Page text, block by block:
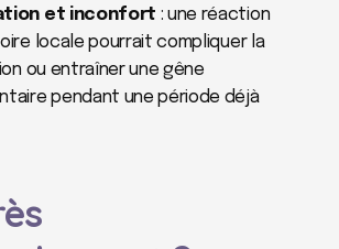
et inconfort : une réaction
locale pourrait compliquer la
ou entraîner une gêne
pendant une période déjà